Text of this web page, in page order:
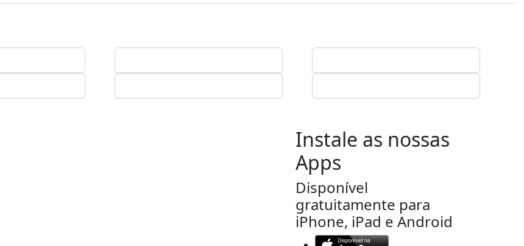
Instale as nossas
Apps
Disponível
gratuitamente para
iPhone, iPad e Android